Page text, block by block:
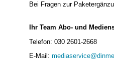
Bei Fragen zur
Ihr Team Abo- und
Telefon: 030 2601-2668
E-Mail: